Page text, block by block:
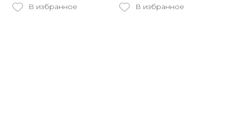
В избранное В избранное